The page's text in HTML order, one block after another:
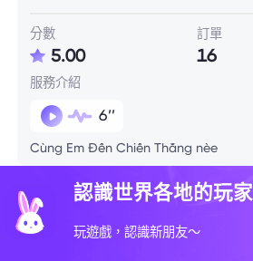
分數
5.00
訂單
16
服務介紹
6’’
Cùng Em Đến Chiến Thắng nèe
技能信息
認識世界各地的玩家
玩遊戲，認識新朋友～